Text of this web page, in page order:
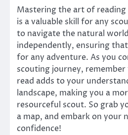
Mastering the art of
is a valuable skill for any
to navigate the natural
independently, ensuring
for any adventure. As you
scouting journey,
read adds to your
landscape, making you a
resourceful scout. So grab
a map, and embark on your
confidence!